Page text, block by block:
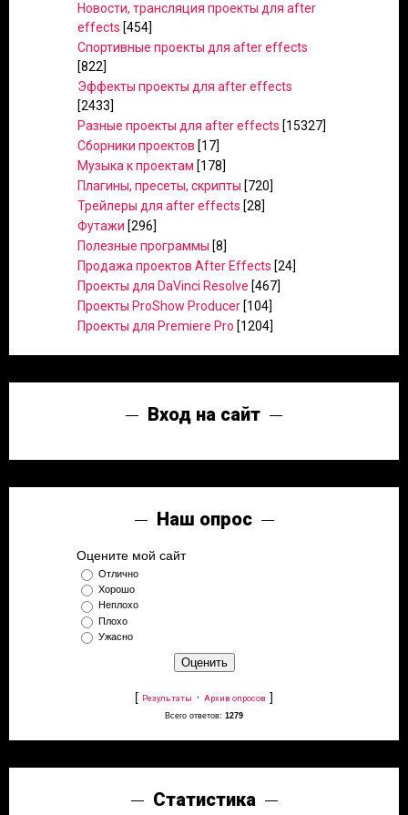
Новости, трансляция проекты для after
effects [454]
Спортивные проекты для after effects
[822]
Эффекты проекты для after effects
[2433]
Разные проекты для after effects [15327]
Сборники проектов [17]
Музыка к проектам [178]
Плагины, пресеты, скрипты [720]
Трейлеры для after effects [28]
Футажи [296]
Полезные программы [8]
Продажа проектов After Effects [24]
Проекты для DaVinci Resolve [467]
Проекты ProShow Producer [104]
Проекты для Premiere Pro [1204]
Вход на сайт
Наш опрос
Оцените мой сайт
Отлично
Хорошо
Неплохо
Плохо
Ужасно
[ Результаты · Архив опросов ]
Всего ответов: 1279
Статистика